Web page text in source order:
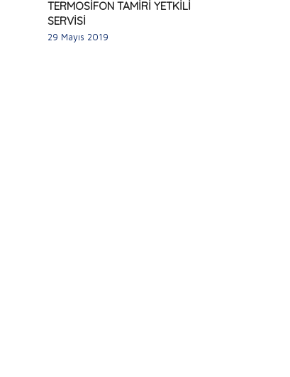
TERMOSİFON TAMİRİ YETKİLİ
SERVİSİ
29 Mayıs 2019